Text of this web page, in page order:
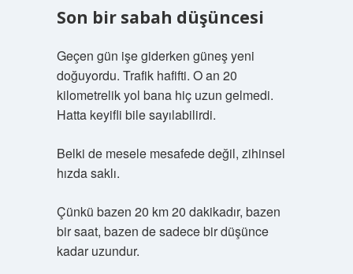
Son bir sabah düşüncesi
Geçen gün işe giderken güneş yeni
doğuyordu. Trafik hafifti. O an 20
kilometrelik yol bana hiç uzun gelmedi.
Hatta keyifli bile sayılabilirdi.
Belki de mesele mesafede değil, zihinsel
hızda saklı.
Çünkü bazen 20 km 20 dakikadır, bazen
bir saat, bazen de sadece bir düşünce
kadar uzundur.